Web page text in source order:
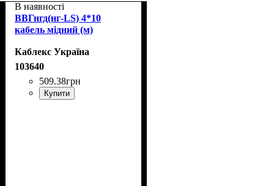
В наявності
ВВГнгд(нг-LS) 4*10
кабель мідний (м)
Каблекс Україна
103640
509.38грн
Купити